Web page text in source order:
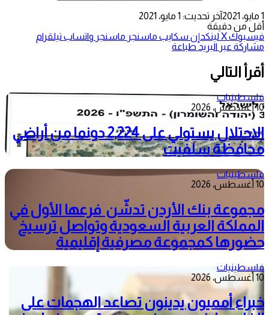
1 مايو، 2021
آخر تحديث: 1 مايو، 2021
أقل من دقيقة
فيسبوك‫Xلينكدإن سكايب ماسنجر ماسنجر واتساب تيلقرام
مشاركة عبر البريد طباعة
أقرأ التالي
فلسطينيات
10 أغسطس، 2026
الاحتلال يستولي على 2,224 دونما من أراضي
محافظة سلفيت
فلسطينيات
10 أغسطس، 2026
مجموعة بنك الأردن تدشّن فرعها الأول في
المملكة العربية السعودية وتواصل ترسيخ
حضورها كمجموعة مصرفية إقليمية
فلسطينيات
10 أغسطس، 2026
خبراء أمميون يدينون تصاعد الهجمات على